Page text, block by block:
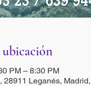
PM – 8:30 PM
28911 Leganés,